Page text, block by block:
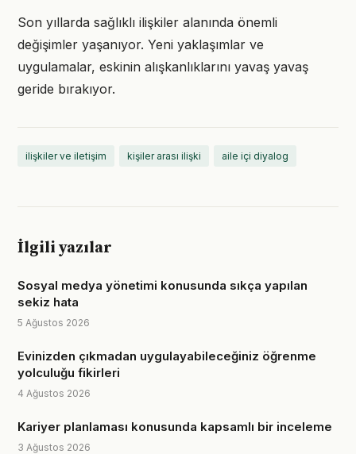
Son yıllarda sağlıklı ilişkiler alanında önemli
değişimler yaşanıyor. Yeni yaklaşımlar ve
uygulamalar, eskinin alışkanlıklarını yavaş yavaş
geride bırakıyor.
ilişkiler ve iletişim kişiler arası ilişki aile içi diyalog
İlgili yazılar
Sosyal medya yönetimi konusunda sıkça yapılan
sekiz hata
5 Ağustos 2026
Evinizden çıkmadan uygulayabileceğiniz öğrenme
yolculuğu fikirleri
4 Ağustos 2026
Kariyer planlaması konusunda kapsamlı bir inceleme
3 Ağustos 2026